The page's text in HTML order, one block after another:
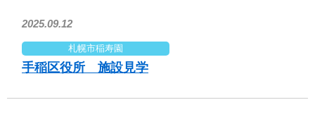
2025.09.12
札幌市稲寿園
手稲区役所 施設見学